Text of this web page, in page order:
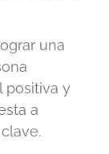
una
positiva y
a